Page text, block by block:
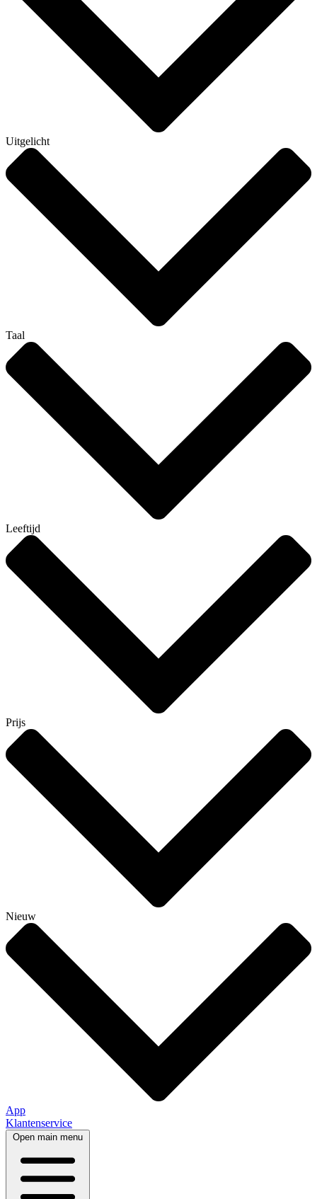
Uitgelicht
Taal
Leeftijd
Prijs
Nieuw
App
Klantenservice
Open main menu